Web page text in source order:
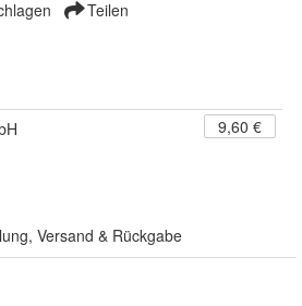
Teilen
9,60 €
Versand & Rückgabe